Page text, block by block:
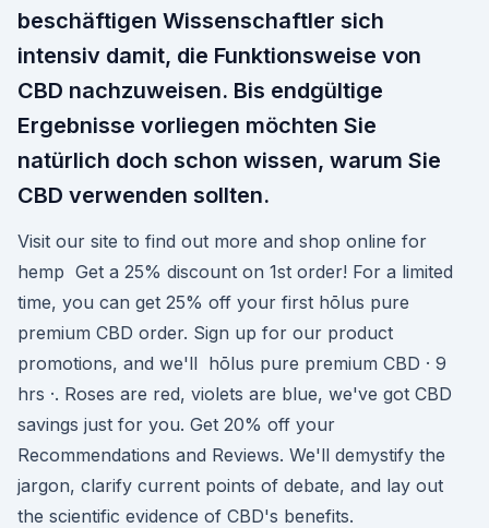
beschäftigen Wissenschaftler sich
intensiv damit, die Funktionsweise von
CBD nachzuweisen. Bis endgültige
Ergebnisse vorliegen möchten Sie
natürlich doch schon wissen, warum Sie
CBD verwenden sollten.
Visit our site to find out more and shop online for
hemp Get a 25% discount on 1st order! For a limited
time, you can get 25% off your first hōlus pure
premium CBD order. Sign up for our product
promotions, and we'll hōlus pure premium CBD · 9
hrs ·. Roses are red, violets are blue, we've got CBD
savings just for you. Get 20% off your
Recommendations and Reviews. We'll demystify the
jargon, clarify current points of debate, and lay out
the scientific evidence of CBD's benefits.